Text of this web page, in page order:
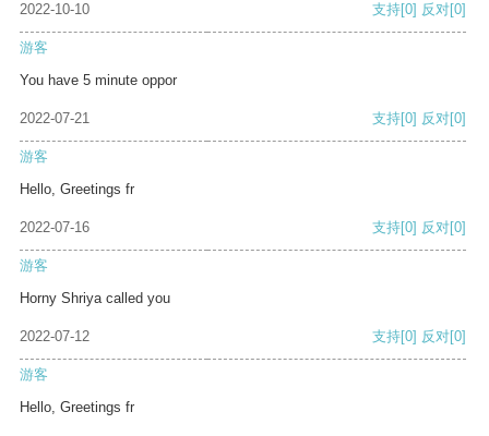
2022-10-10 支持[0] 反对[0]
游客
You have 5 minute oppor
2022-07-21 支持[0] 反对[0]
游客
Hello, Greetings fr
2022-07-16 支持[0] 反对[0]
游客
Horny Shriya called you
2022-07-12 支持[0] 反对[0]
游客
Hello, Greetings fr